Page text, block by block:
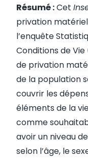
Résumé :Cet
privation
l’enquête
Conditions de Vie
de privation
de la population
couvrir les
éléments de la
comme
avoir un niveau
selon l’âge, le